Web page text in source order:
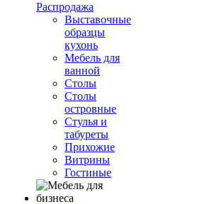
Распродажа
Выставочные
образцы
кухонь
Мебель для
ванной
Столы
Столы
островные
Стулья и
табуреты
Прихожие
Витрины
Гостиные